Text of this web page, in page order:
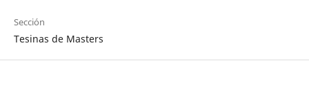
Sección
Tesinas de Masters